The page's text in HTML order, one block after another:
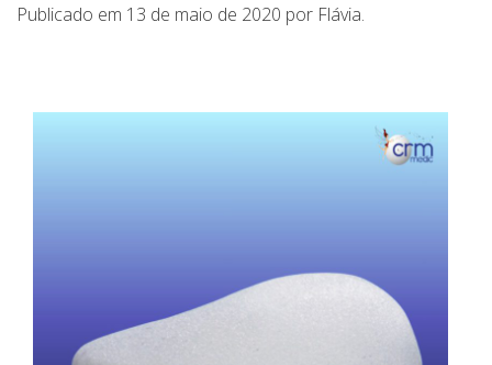
Publicado em 13 de maio de 2020 por Flávia.